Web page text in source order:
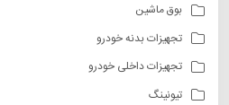
بوق ماشین
تجهیزات بدنه خودرو
تجهیزات داخلی خودرو
تیونینگ